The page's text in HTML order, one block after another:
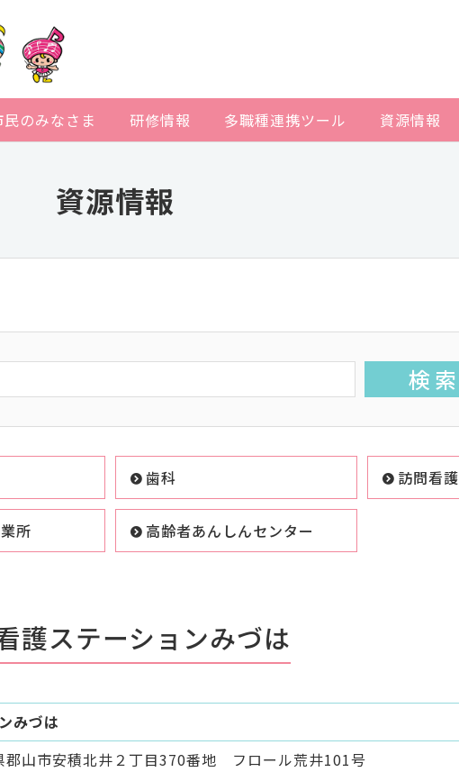
民のみなさま 研修情報 多職種連携ツール 資源情報
資源情報
歯科 訪問看護
所 高齢者あんしんセンター
護ステーションみづは
みづは
山市安積北井２丁目370番地 フロール荒井101号